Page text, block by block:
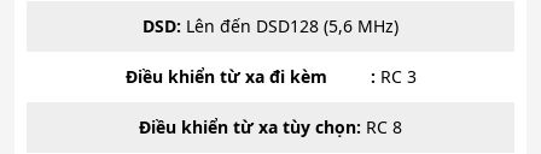
DSD: Lên đến DSD128 (5,6 MHz)
Điều khiển từ xa đi kèm : RC 3
Điều khiển từ xa tùy chọn: RC 8